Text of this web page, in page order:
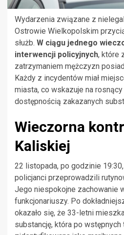
Wydarzenia związane z
Ostrowie Wielkopolskim
służb. W ciągu jednego
interwencji policyjnych, które
zatrzymaniem mężczyzn
Każdy z incydentów miał
miasta, co wskazuje na
dostępnością zakazanych
Wieczorna
Kaliskiej
22 listopada, po godzinie
policjanci przeprowadzili
Jego niespokojne zachowanie
funkcjonariuszy. Po
okazało się, że 33-letni
substancję, która po wstępnych